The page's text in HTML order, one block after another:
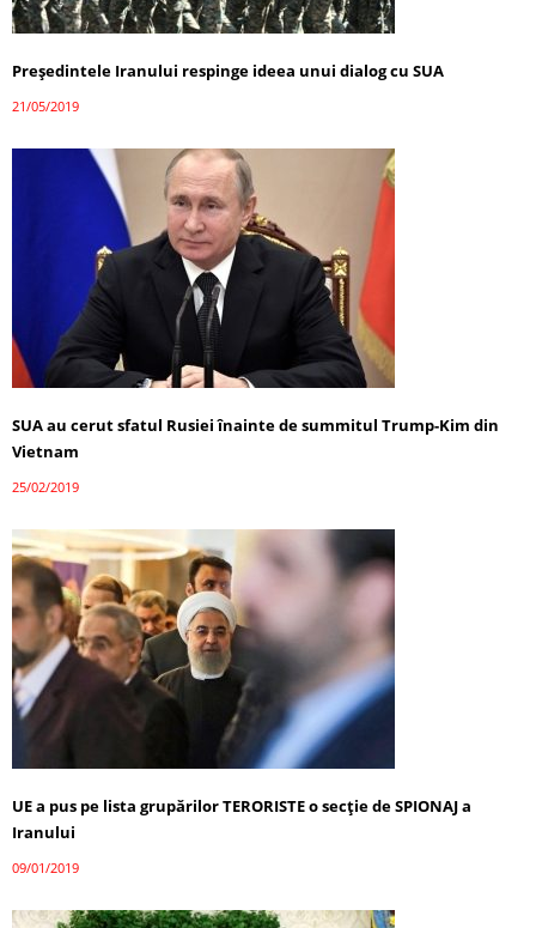
Preşedintele Iranului respinge ideea unui dialog cu SUA
21/05/2019
SUA au cerut sfatul Rusiei înainte de summitul Trump-Kim din
Vietnam
25/02/2019
UE a pus pe lista grupărilor TERORISTE o secţie de SPIONAJ a
Iranului
09/01/2019